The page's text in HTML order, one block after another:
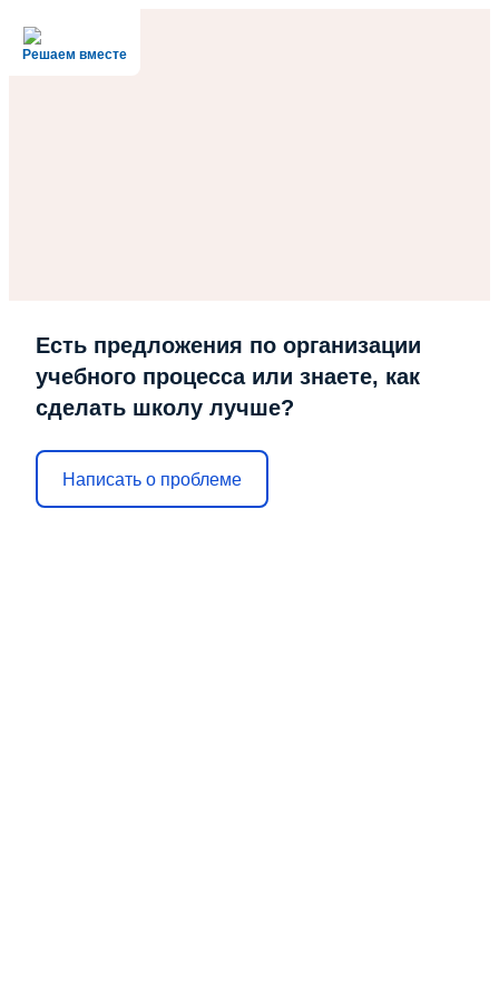
Решаем вместе
Есть предложения по организации
учебного процесса или знаете, как
сделать школу лучше?
Написать о проблеме